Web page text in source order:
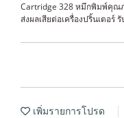
Cartridge 328 หมึกพิมพ์คุณภ
ส่งผลเสียต่อเครื่องปริ้นเตอร์
เพิ่มรายการโปรด